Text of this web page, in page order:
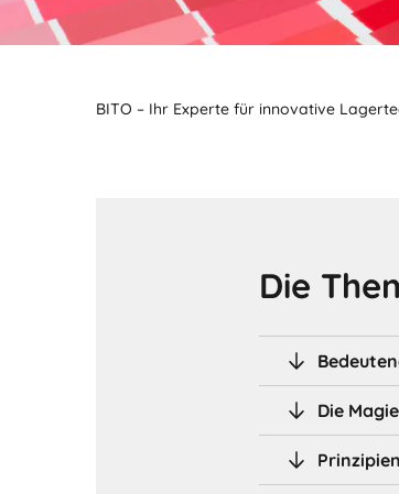
BITO – Ihr Experte für innovative
Die
Die